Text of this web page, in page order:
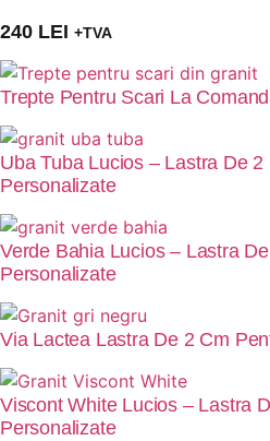
240 LEI +TVA
Trepte Pentru Scari La
Uba Tuba Lucios – Lastra De
Personalizate
Verde Bahia Lucios – Lastra
Personalizate
Via Lactea Lastra De 2 Cm
Viscont White Lucios – Lastra
Personalizate